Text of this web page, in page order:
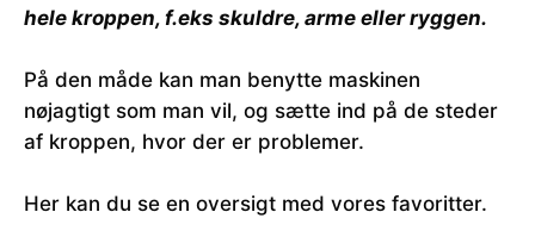
hele kroppen, f.eks skuldre, arme eller ryggen.
På den måde kan man benytte maskinen
nøjagtigt som man vil, og sætte ind på de steder
af kroppen, hvor der er problemer.
Her kan du se en oversigt med vores favoritter.